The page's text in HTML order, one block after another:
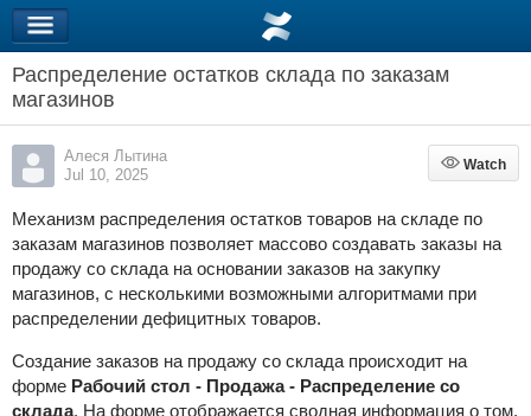
Распределение остатков склада по заказам
магазинов
Алеся Лытина
Jul 10, 2025
Watch
Watch
Механизм распределения остатков товаров на складе по
заказам магазинов позволяет массово создавать заказы на
продажу со склада на основании заказов на закупку
магазинов, с несколькими возможными алгоритмами при
распределении дефицитных товаров.
Создание заказов на продажу со склада происходит на
форме Рабочий стол - Продажа - Распределение со
склада. На форме отображается сводная информация о том,